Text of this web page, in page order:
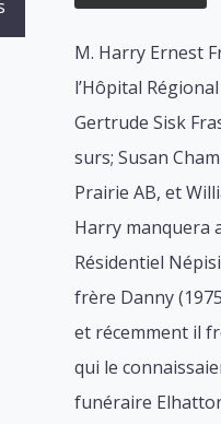
M. Harry Ernest
l’Hôpital
Gertrude Sisk
surs; Susan
Prairie AB, et
Harry manquera
Résidentiel
frère Danny
et récemment il
qui le
funéraire